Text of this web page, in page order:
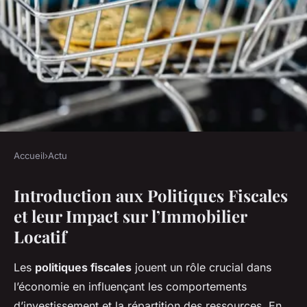
Les Effets des Politiques
Fiscales sur les
Investissements en
Immobilier Locatif : Analyse et
Tendances
Accueil›Actu
Introduction aux Politiques Fiscales
et leur Impact sur l’Immobilier
Locatif
Les politiques fiscales jouent un rôle crucial dans
l’économie en influençant les comportements